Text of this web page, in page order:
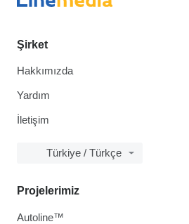
Şirket
Hakkımızda
Yardım
İletişim
Türkiye / Türkçe
Projelerimiz
Autoline™